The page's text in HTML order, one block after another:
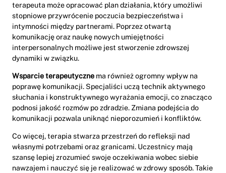
terapeuta może opracować plan działania, który umożliwi
stopniowe przywrócenie poczucia bezpieczeństwa i
intymności między partnerami. Poprzez otwartą
komunikację oraz naukę nowych umiejętności
interpersonalnych możliwe jest stworzenie zdrowszej
dynamiki w związku.
Wsparcie terapeutyczne ma również ogromny wpływ na
poprawę komunikacji. Specjaliści uczą technik aktywnego
słuchania i konstruktywnego wyrażania emocji, co znacząco
podnosi jakość rozmów po zdradzie. Zmiana podejścia do
komunikacji pozwala uniknąć nieporozumień i konfliktów.
Co więcej, terapia stwarza przestrzeń do refleksji nad
własnymi potrzebami oraz granicami. Uczestnicy mają
szansę lepiej zrozumieć swoje oczekiwania wobec siebie
nawzajem i nauczyć się je realizować w zdrowy sposób. Takie